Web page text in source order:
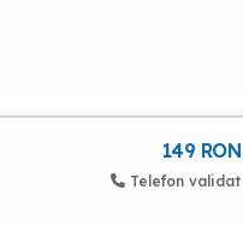
149 RON
Telefon validat